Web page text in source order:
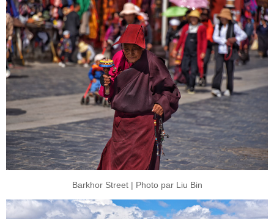
Barkhor Street | Photo par Liu Bin